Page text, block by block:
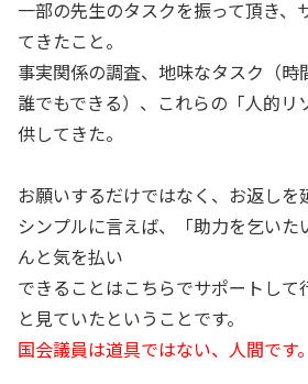
一部の先生のタスクを振って頂き、
てきたこと。
事実関係の調査、地味なタスク（時
誰でもできる）、これらの「人的リ
供してきた。
お願いするだけではなく、お返しを
シンプルに言えば、「助力を乞いた
んと気を払い
できることはこちらでサポートして
と見ていたということです。
国会議員は道具ではない、人間です。